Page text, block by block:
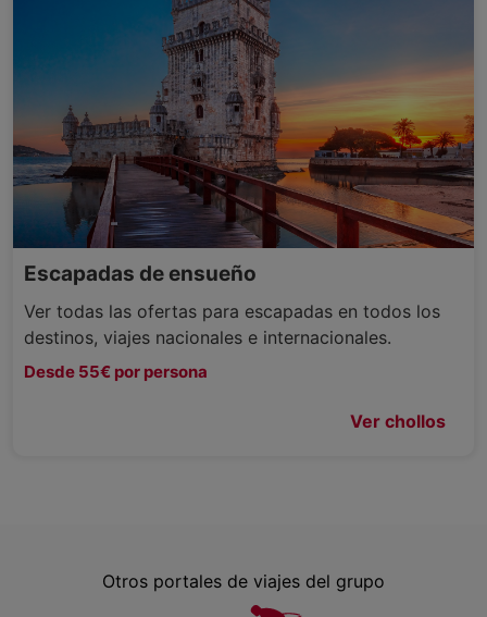
Escapadas de ensueño
Ver todas las ofertas para escapadas en todos los
destinos, viajes nacionales e internacionales.
Desde 55€ por persona
Ver chollos
Otros portales de viajes del grupo